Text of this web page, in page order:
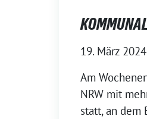
19. März 2024
Am
NRW mit
statt, an dem